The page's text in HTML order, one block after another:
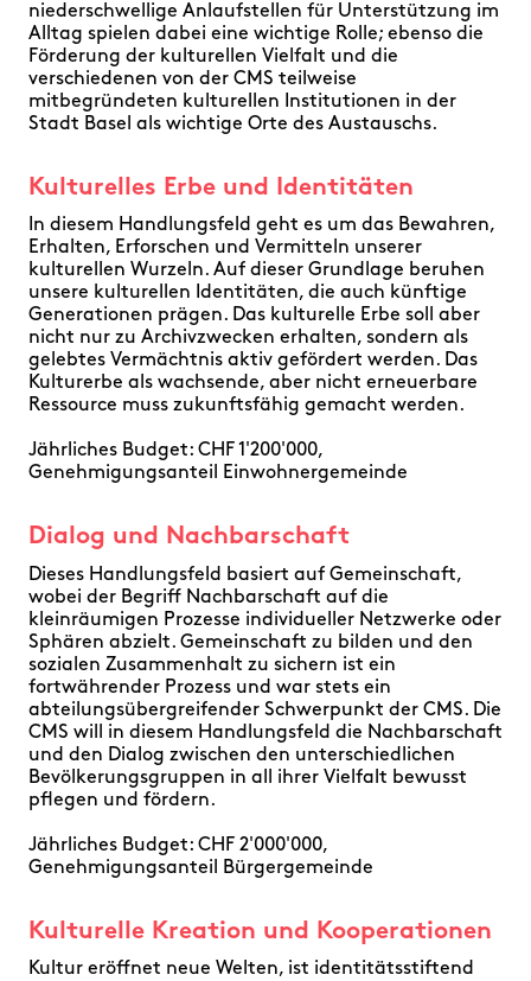
niederschwellige Anlaufstellen für Unterstützung im
Alltag spielen dabei eine wichtige Rolle; ebenso die
Förderung der kulturellen Vielfalt und die
verschiedenen von der CMS teilweise
mitbegründeten kulturellen Institutionen in der
Stadt Basel als wichtige Orte des Austauschs.
Kulturelles Erbe und Identitäten
In diesem Handlungsfeld geht es um das Bewahren,
Erhalten, Erforschen und Vermitteln unserer
kulturellen Wurzeln. Auf dieser Grundlage beruhen
unsere kulturellen Identitäten, die auch künftige
Generationen prägen. Das kulturelle Erbe soll aber
nicht nur zu Archivzwecken erhalten, sondern als
gelebtes Vermächtnis aktiv gefördert werden. Das
Kulturerbe als wachsende, aber nicht erneuerbare
Ressource muss zukunftsfähig gemacht werden.
Jährliches Budget: CHF 1'200'000,
Genehmigungsanteil Einwohnergemeinde
Dialog und Nachbarschaft
Dieses Handlungsfeld basiert auf Gemeinschaft,
wobei der Begriff Nachbarschaft auf die
kleinräumigen Prozesse individueller Netzwerke oder
Sphären abzielt. Gemeinschaft zu bilden und den
sozialen Zusammenhalt zu sichern ist ein
fortwährender Prozess und war stets ein
abteilungsübergreifender Schwerpunkt der CMS. Die
CMS will in diesem Handlungsfeld die Nachbarschaft
und den Dialog zwischen den unterschiedlichen
Bevölkerungsgruppen in all ihrer Vielfalt bewusst
pflegen und fördern.
Jährliches Budget: CHF 2'000'000,
Genehmigungsanteil Bürgergemeinde
Kulturelle Kreation und Kooperationen
Kultur eröffnet neue Welten, ist identitätsstiftend